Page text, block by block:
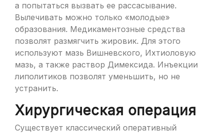
а попытаться вызвать ее рассасывание.
Вылечивать можно только «молодые»
образования. Медикаментозные средства
позволят размягчить жировик. Для этого
используют мазь Вишневского, Ихтиоловую
мазь, а также раствор Димексида. Инъекции
липолитиков позволят уменьшить, но не
устранить.
Хирургическая операция
Существует классический оперативный